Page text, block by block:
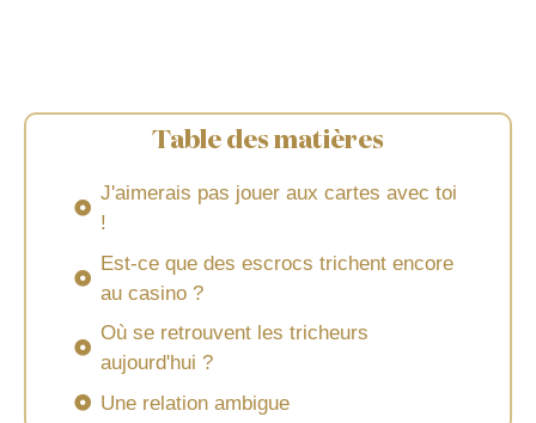
Table des matières
J'aimerais pas jouer aux cartes avec toi
!
Est-ce que des escrocs trichent encore
au casino ?
Où se retrouvent les tricheurs
aujourd'hui ?
Une relation ambigue